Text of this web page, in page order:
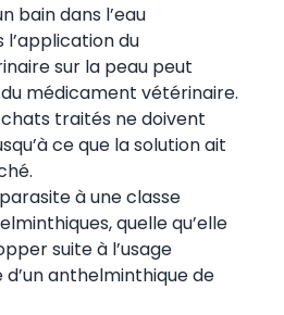
bain dans l’eau
du
sur la peau peut
médicament vétérinaire.
chats traités ne doivent
ce que la solution ait
à une classe
quelle qu’elle
suite à l’usage
anthelminthique de